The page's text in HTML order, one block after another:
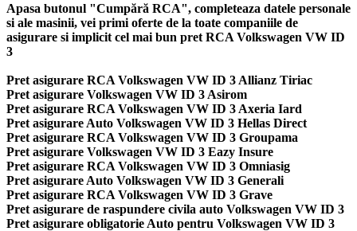
Apasa butonul "Cumpără RCA", completeaza datele personale
si ale masinii, vei primi oferte de la toate companiile de
asigurare si implicit cel mai bun pret RCA Volkswagen VW ID
3
Pret asigurare RCA Volkswagen VW ID 3 Allianz Tiriac
Pret asigurare Volkswagen VW ID 3 Asirom
Pret asigurare RCA Volkswagen VW ID 3 Axeria Iard
Pret asigurare Auto Volkswagen VW ID 3 Hellas Direct
Pret asigurare RCA Volkswagen VW ID 3 Groupama
Pret asigurare Volkswagen VW ID 3 Eazy Insure
Pret asigurare RCA Volkswagen VW ID 3 Omniasig
Pret asigurare Auto Volkswagen VW ID 3 Generali
Pret asigurare RCA Volkswagen VW ID 3 Grave
Pret asigurare de raspundere civila auto Volkswagen VW ID 3
Pret asigurare obligatorie Auto pentru Volkswagen VW ID 3